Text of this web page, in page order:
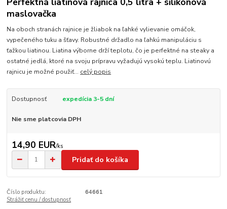
maslovačka
Na oboch stranách rajnice je žliabok na ľahké vylievanie omáčok,
vypečeného tuku a šťavy. Robustné držadlo na ľahkú manipuláciu s
ťažkou liatinou. Liatina výborne drží teplotu, čo je perfektné na steaky a
ostatné jedlá, ktoré na svoju prípravu vyžadujú vysokú teplu. Liatinovú
rajnicu je možné použiť... celý popis
Dostupnosť expedícia 3-5 dní
Nie sme platcovia DPH
14,90 EUR/ks
Pridať do košíka
Číslo produktu:
64661
Strážiť cenu / dostupnosť